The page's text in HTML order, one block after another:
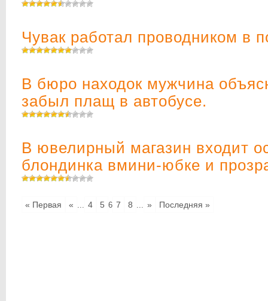
Чувак работал проводником в
В бюро находок мужчина
забыл плащ в автобусе.
В ювелирный магазин входит
блондинка вмини-юбке и
« Первая « 4 5 6 7 8 » Последняя »